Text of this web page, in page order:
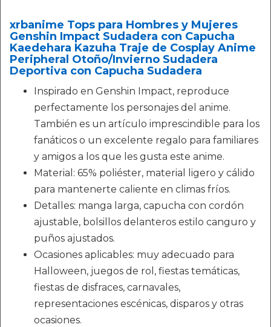
xrbanime Tops para Hombres y Mujeres
Genshin Impact Sudadera con Capucha
Kaedehara Kazuha Traje de Cosplay Anime
Peripheral Otoño/Invierno Sudadera
Deportiva con Capucha Sudadera
Inspirado en Genshin Impact, reproduce
perfectamente los personajes del anime.
También es un artículo imprescindible para los
fanáticos o un excelente regalo para familiares
y amigos a los que les gusta este anime.
Material: 65% poliéster, material ligero y cálido
para mantenerte caliente en climas fríos.
Detalles: manga larga, capucha con cordón
ajustable, bolsillos delanteros estilo canguro y
puños ajustados.
Ocasiones aplicables: muy adecuado para
Halloween, juegos de rol, fiestas temáticas,
fiestas de disfraces, carnavales,
representaciones escénicas, disparos y otras
ocasiones.